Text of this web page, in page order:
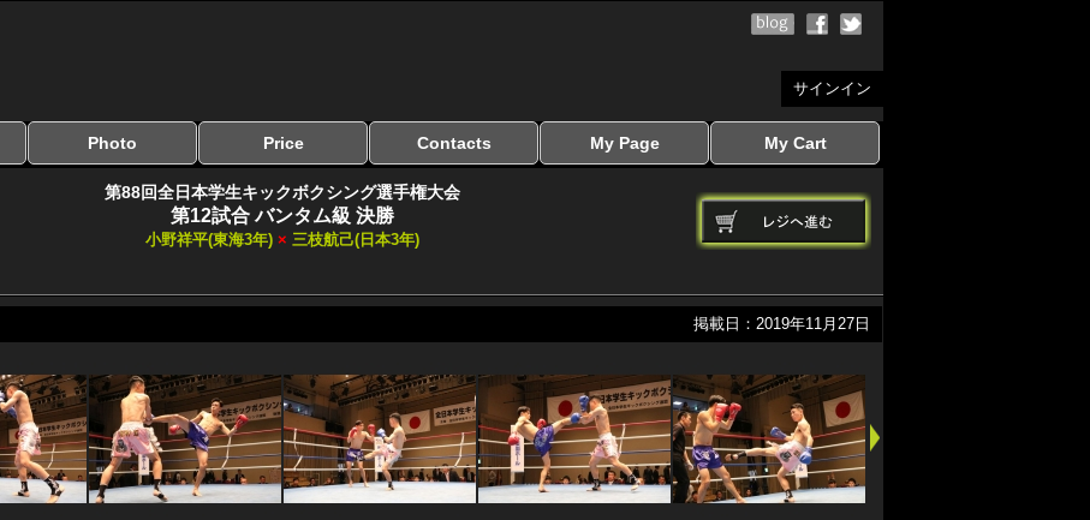
サインイン
Photo
写真のサイズ
お受け取り方法
無料ダウンロード
Price
料金
お支払い方法
Contacts
お問い合わせ
よくある質問
リンク集
My Page My Cart
カートを見る
第88回全日本学生キックボクシング選手権大会
第12試合 バンタム級 決勝
小野祥平(東海3年) × 三枝航己(日本3年)
掲載日：2019年11月27日